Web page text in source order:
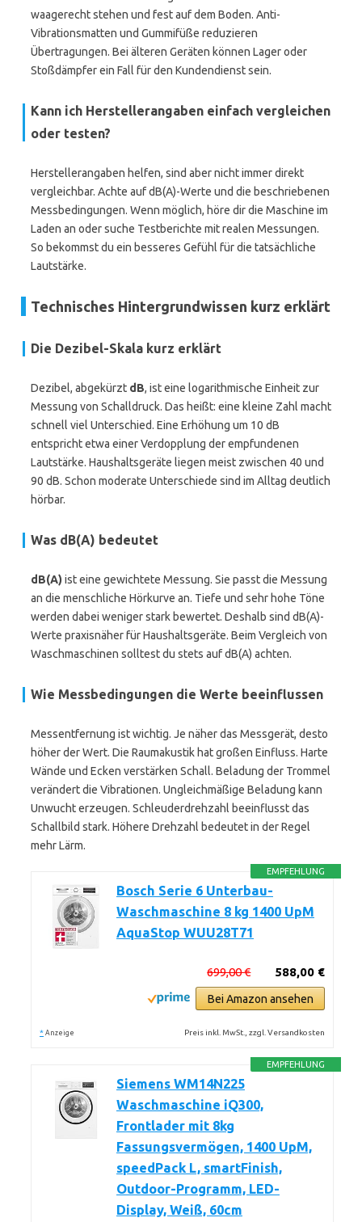
waagerecht stehen und fest auf dem Boden. Anti-
Vibrationsmatten und Gummifüße reduzieren
Übertragungen. Bei älteren Geräten können Lager oder
Stoßdämpfer ein Fall für den Kundendienst sein.
Kann ich Herstellerangaben einfach vergleichen
oder testen?
Herstellerangaben helfen, sind aber nicht immer direkt
vergleichbar. Achte auf dB(A)-Werte und die beschriebenen
Messbedingungen. Wenn möglich, höre dir die Maschine im
Laden an oder suche Testberichte mit realen Messungen.
So bekommst du ein besseres Gefühl für die tatsächliche
Lautstärke.
Technisches Hintergrundwissen kurz erklärt
Die Dezibel-Skala kurz erklärt
Dezibel, abgekürzt dB, ist eine logarithmische Einheit zur
Messung von Schalldruck. Das heißt: eine kleine Zahl macht
schnell viel Unterschied. Eine Erhöhung um 10 dB
entspricht etwa einer Verdopplung der empfundenen
Lautstärke. Haushaltsgeräte liegen meist zwischen 40 und
90 dB. Schon moderate Unterschiede sind im Alltag deutlich
hörbar.
Was dB(A) bedeutet
dB(A) ist eine gewichtete Messung. Sie passt die Messung
an die menschliche Hörkurve an. Tiefe und sehr hohe Töne
werden dabei weniger stark bewertet. Deshalb sind dB(A)-
Werte praxisnäher für Haushaltsgeräte. Beim Vergleich von
Waschmaschinen solltest du stets auf dB(A) achten.
Wie Messbedingungen die Werte beeinflussen
Messentfernung ist wichtig. Je näher das Messgerät, desto
höher der Wert. Die Raumakustik hat großen Einfluss. Harte
Wände und Ecken verstärken Schall. Beladung der Trommel
verändert die Vibrationen. Ungleichmäßige Beladung kann
Unwucht erzeugen. Schleuderdrehzahl beeinflusst das
Schallbild stark. Höhere Drehzahl bedeutet in der Regel
mehr Lärm.
EMPFEHLUNG
Bosch Serie 6 Unterbau-
Waschmaschine 8 kg 1400 UpM
AquaStop WUU28T71
588,00 €
699,00 €
Bei Amazon ansehen
* Anzeige Preis inkl. MwSt., zzgl. Versandkosten
EMPFEHLUNG
Siemens WM14N225
Waschmaschine iQ300,
Frontlader mit 8kg
Fassungsvermögen, 1400 UpM,
speedPack L, smartFinish,
Outdoor-Programm, LED-
Display, Weiß, 60cm